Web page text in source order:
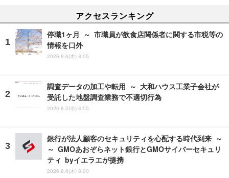
アクセスランキング
停職1ヶ月 ～ 市職員が飲食店関係者に関する市税等の
情報を口外
2026.8.6(木) 8:05
調査データの加工や転用 ～ 大和ハウス工業子会社が
受託した地盤調査業務で不適切行為
2026.8.5(水) 8:05
銀行が法人顧客のセキュリティを心配する時代到来 ～
～ GMOあおぞらネット銀行とGMOサイバーセキュリ
ティ byイエラエが提携
2026.8.6(木) 8:00